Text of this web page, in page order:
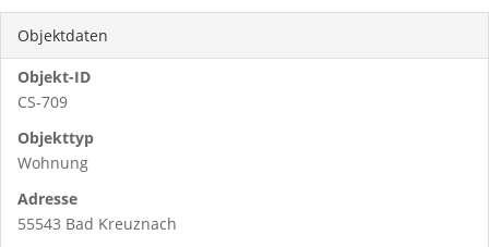
Objektdaten
Objekt-ID
CS-709
Objekttyp
Wohnung
Adresse
55543 Bad Kreuznach